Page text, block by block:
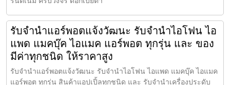
รับจำนำแอร์พอตแจ้งวัฒนะ รับจำนำไอโฟน ไอ
แพด แมคบุ๊ค ไอแมค แอร์พอต ทุกรุ่น และ ของ
มีค่าทุกชนิด ให้ราคาสูง
รับจำนำแอร์พอตแจ้งวัฒนะ รับจำนำไอโฟน ไอแพด แมคบุ๊ค ไอแมค
แอร์พอต ทุกรุ่น สินค้าแอปเปิ้ลทุกชนิด และ รับจำนำเครื่องประดับ